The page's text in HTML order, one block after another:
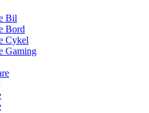
Bil
Bord
Cykel
Gaming